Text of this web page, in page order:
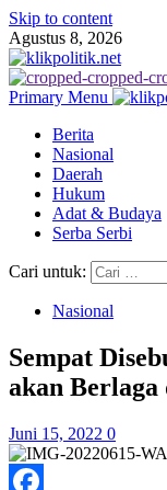
Skip to content
Agustus 8, 2026
Primary Menu
Berita
Nasional
Daerah
Hukum
Adat & Budaya
Serba Serbi
Cari untuk:
Nasional
Sempat
akan Berlaga
Juni 15, 2022 0